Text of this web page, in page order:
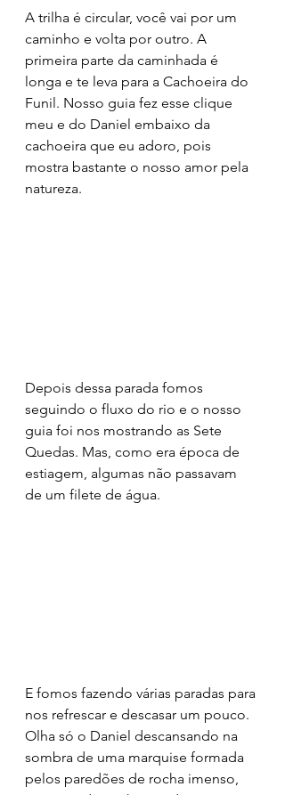
A trilha é circular, você vai por um
caminho e volta por outro. A
primeira parte da caminhada é
longa e te leva para a Cachoeira do
Funil. Nosso guia fez esse clique
meu e do Daniel embaixo da
cachoeira que eu adoro, pois
mostra bastante o nosso amor pela
natureza.
Depois dessa parada fomos
seguindo o fluxo do rio e o nosso
guia foi nos mostrando as Sete
Quedas. Mas, como era época de
estiagem, algumas não passavam
de um filete de água.
E fomos fazendo várias paradas para
nos refrescar e descasar um pouco.
Olha só o Daniel descansando na
sombra de uma marquise formada
pelos paredões de rocha imenso,